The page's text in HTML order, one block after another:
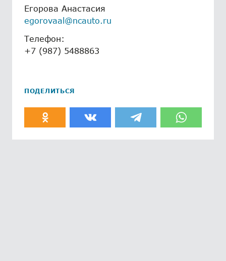
Егорова Анастасия
egorovaal@ncauto.ru
Телефон:
+7 (987) 5488863
ПОДЕЛИТЬСЯ